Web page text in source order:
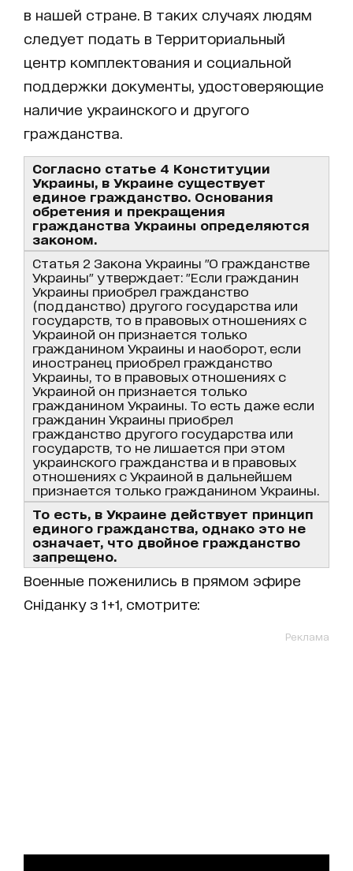
в нашей стране. В таких случаях людям
следует подать в Территориальный
центр комплектования и социальной
поддержки документы, удостоверяющие
наличие украинского и другого
гражданства.
Согласно статье 4 Конституции
Украины, в Украине существует
единое гражданство. Основания
обретения и прекращения
гражданства Украины определяются
законом.
Статья 2 Закона Украины "О гражданстве
Украины" утверждает: "Если гражданин
Украины приобрел гражданство
(подданство) другого государства или
государств, то в правовых отношениях с
Украиной он признается только
гражданином Украины и наоборот, если
иностранец приобрел гражданство
Украины, то в правовых отношениях с
Украиной он признается только
гражданином Украины. То есть даже если
гражданин Украины приобрел
гражданство другого государства или
государств, то не лишается при этом
украинского гражданства и в правовых
отношениях с Украиной в дальнейшем
признается только гражданином Украины.
То есть, в Украине действует принцип
единого гражданства, однако это не
означает, что двойное гражданство
запрещено.
Военные поженились в прямом эфире
Сніданку з 1+1, смотрите:
Реклама